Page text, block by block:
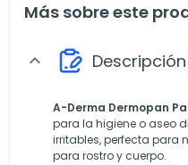
Más sobre este
expand_more Descripción
A-Derma Dermopan
para la higiene o aseo
irritables, perfecta para
para rostro y cuerpo.